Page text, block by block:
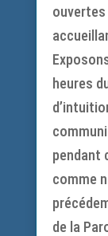
heures
pendant
comme
de la